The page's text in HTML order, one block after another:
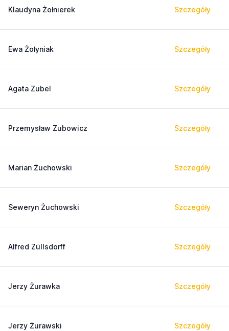
Klaudyna Żołnierek Szczegóły
Ewa Żołyniak Szczegóły
Agata Zubel Szczegóły
Przemysław Zubowicz Szczegóły
Marian Żuchowski Szczegóły
Seweryn Żuchowski Szczegóły
Alfred Züllsdorff Szczegóły
Jerzy Żurawka Szczegóły
Jerzy Żurawski Szczegóły